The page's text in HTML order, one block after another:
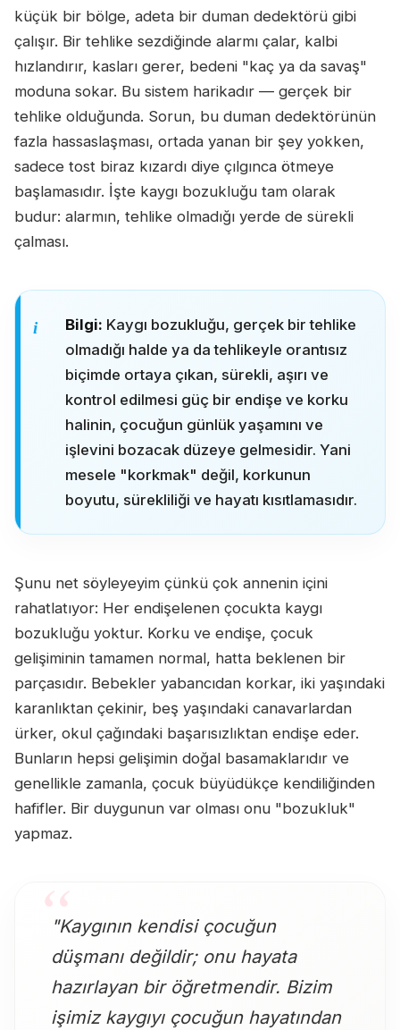
küçük bir bölge, adeta bir duman dedektörü gibi
çalışır. Bir tehlike sezdiğinde alarmı çalar, kalbi
hızlandırır, kasları gerer, bedeni "kaç ya da savaş"
moduna sokar. Bu sistem harikadır — gerçek bir
tehlike olduğunda. Sorun, bu duman dedektörünün
fazla hassaslaşması, ortada yanan bir şey yokken,
sadece tost biraz kızardı diye çılgınca ötmeye
başlamasıdır. İşte kaygı bozukluğu tam olarak
budur: alarmın, tehlike olmadığı yerde de sürekli
çalması.
Bilgi: Kaygı bozukluğu, gerçek bir tehlike
olmadığı halde ya da tehlikeyle orantısız
biçimde ortaya çıkan, sürekli, aşırı ve
kontrol edilmesi güç bir endişe ve korku
halinin, çocuğun günlük yaşamını ve
işlevini bozacak düzeye gelmesidir. Yani
mesele "korkmak" değil, korkunun
boyutu, sürekliliği ve hayatı kısıtlamasıdır.
Şunu net söyleyeyim çünkü çok annenin içini
rahatlatıyor: Her endişelenen çocukta kaygı
bozukluğu yoktur. Korku ve endişe, çocuk
gelişiminin tamamen normal, hatta beklenen bir
parçasıdır. Bebekler yabancıdan korkar, iki yaşındaki
karanlıktan çekinir, beş yaşındaki canavarlardan
ürker, okul çağındaki başarısızlıktan endişe eder.
Bunların hepsi gelişimin doğal basamaklarıdır ve
genellikle zamanla, çocuk büyüdükçe kendiliğinden
hafifler. Bir duygunun var olması onu "bozukluk"
yapmaz.
"Kaygının kendisi çocuğun
düşmanı değildir; onu hayata
hazırlayan bir öğretmendir. Bizim
işimiz kaygıyı çocuğun hayatından